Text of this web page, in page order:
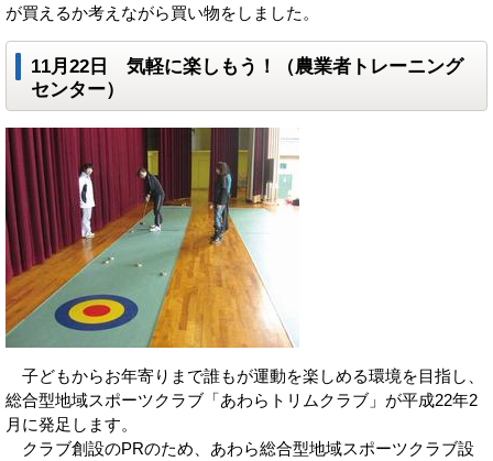
が買えるか考えながら買い物をしました。
11月22日 気軽に楽しもう！（農業者トレーニング
センター）
子どもからお年寄りまで誰もが運動を楽しめる環境を目指し、
総合型地域スポーツクラブ「あわらトリムクラブ」が平成22年2
月に発足します。
クラブ創設のPRのため、あわら総合型地域スポーツクラブ設